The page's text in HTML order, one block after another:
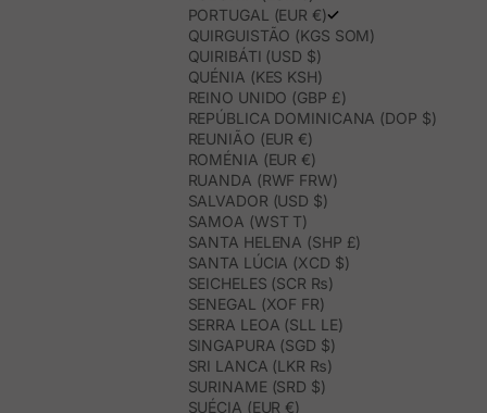
PORTUGAL (EUR €)
QUIRGUISTÃO (KGS SOM)
QUIRIBÁTI (USD $)
QUÉNIA (KES KSH)
REINO UNIDO (GBP £)
REPÚBLICA DOMINICANA (DOP $)
REUNIÃO (EUR €)
ROMÉNIA (EUR €)
RUANDA (RWF FRW)
SALVADOR (USD $)
SAMOA (WST T)
SANTA HELENA (SHP £)
SANTA LÚCIA (XCD $)
SEICHELES (SCR ₨)
SENEGAL (XOF FR)
SERRA LEOA (SLL LE)
SINGAPURA (SGD $)
SRI LANCA (LKR ₨)
SURINAME (SRD $)
SUÉCIA (EUR €)